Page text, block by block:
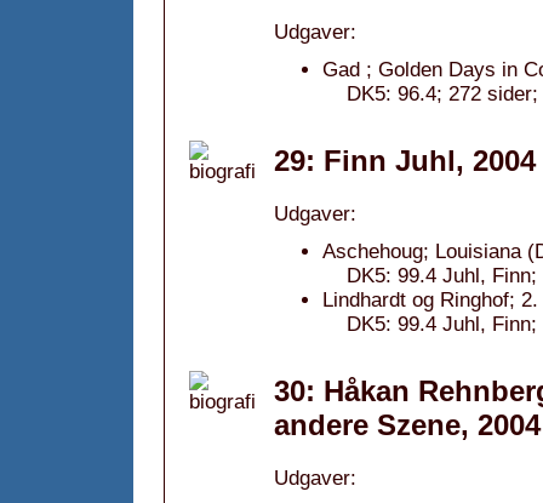
Udgaver:
Gad ; Golden Days in
DK5: 96.4; 272
29: Finn Juhl, 2004
Udgaver:
Aschehoug; Louisiana
DK5: 99.4 Juhl,
Lindhardt og Ringhof;
DK5: 99.4 Juhl,
30: Håkan
andere Szene, 2004
Udgaver: